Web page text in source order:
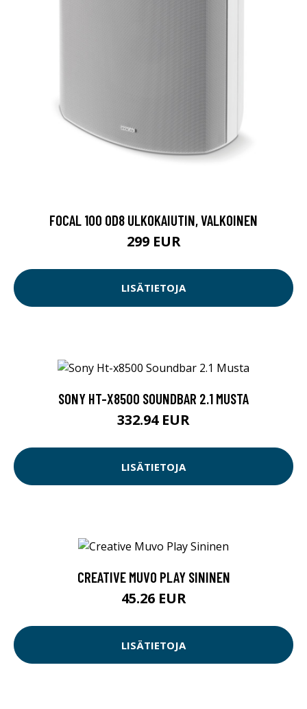
FOCAL 100 OD8 ULKOKAIUTIN, VALKOINEN
299 EUR
LISÄTIETOJA
SONY HT-X8500 SOUNDBAR 2.1 MUSTA
332.94 EUR
LISÄTIETOJA
CREATIVE MUVO PLAY SININEN
45.26 EUR
LISÄTIETOJA